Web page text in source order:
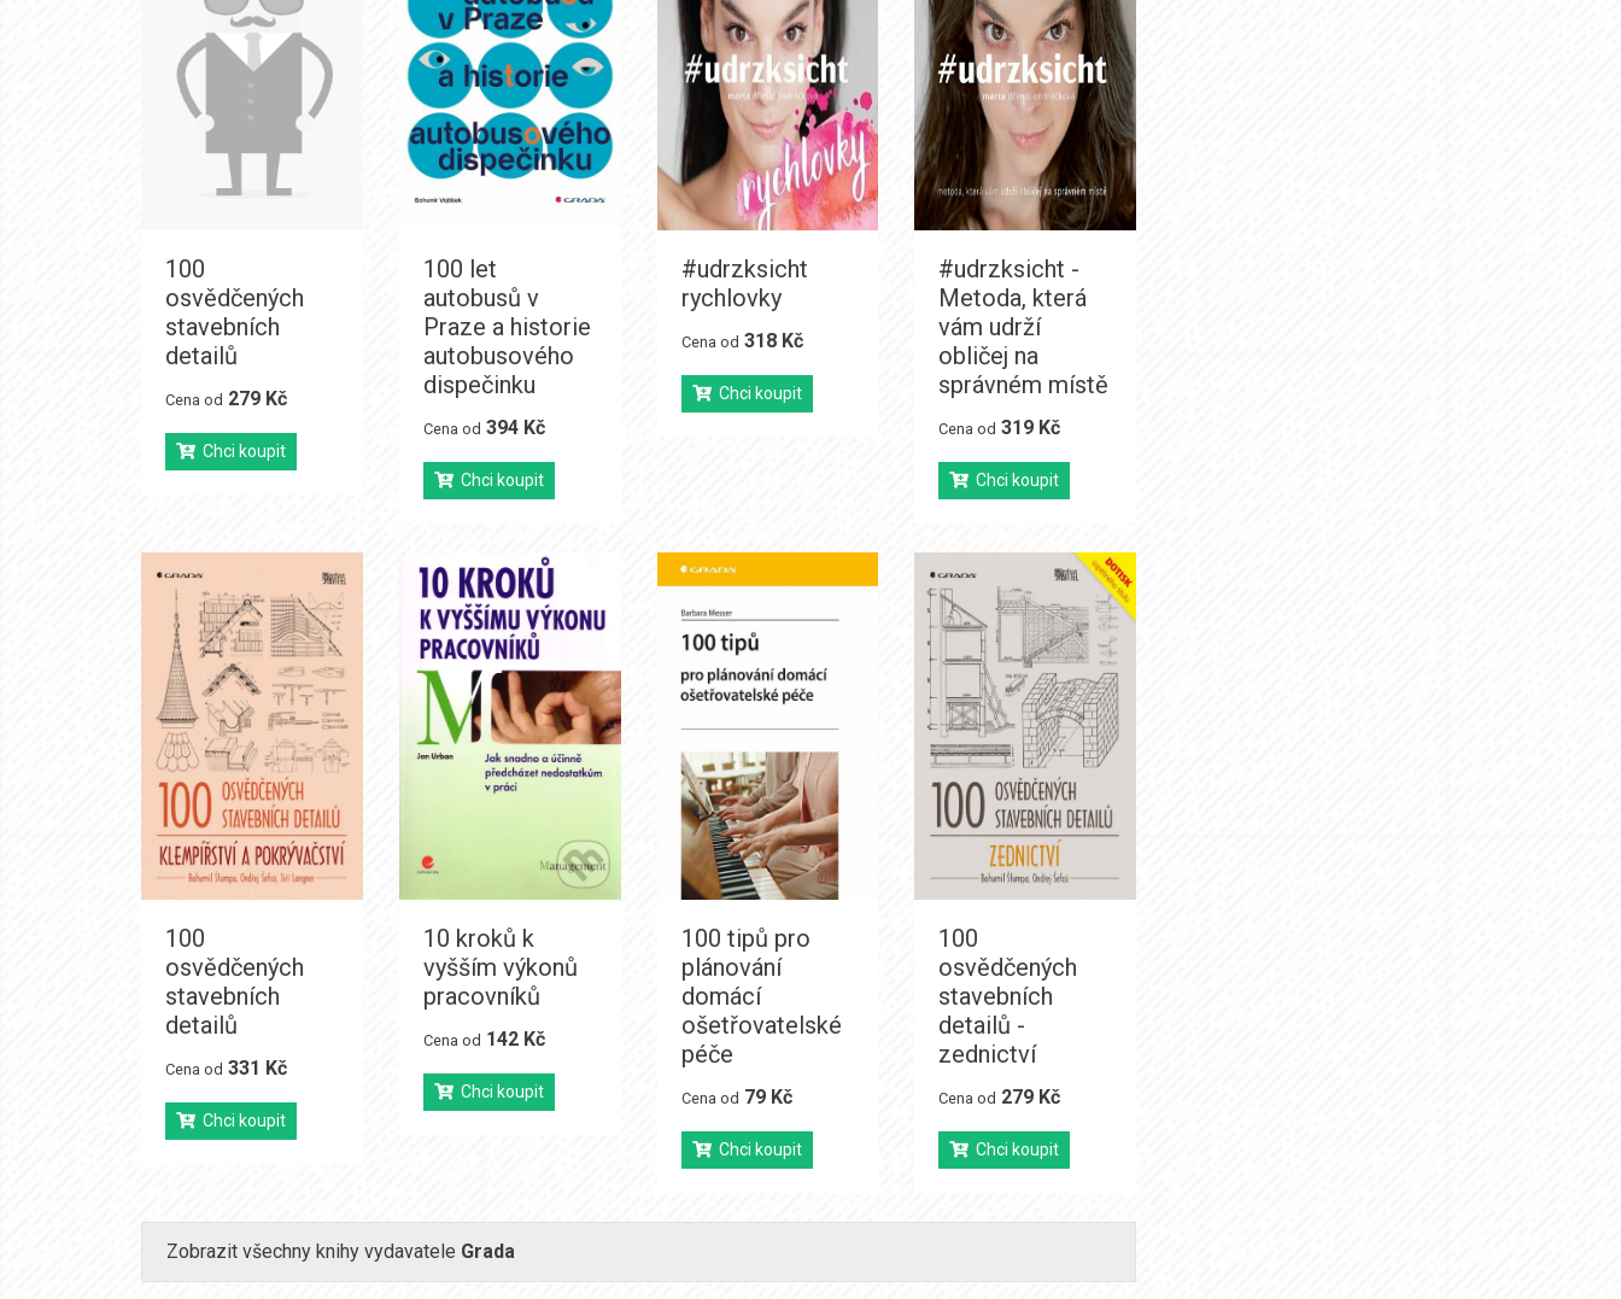
100
osvědčených
stavebních
detailů
Cena od 279 Kč
Chci koupit
100 let
autobusů v
Praze a historie
autobusového
dispečinku
Cena od 394 Kč
Chci koupit
#udrzksicht
rychlovky
Cena od 318 Kč
Chci koupit
#udrzksicht -
Metoda, která
vám udrží
obličej na
správném místě
Cena od 319 Kč
Chci koupit
100
osvědčených
stavebních
detailů
Cena od 331 Kč
Chci koupit
10 kroků k
vyšším výkonů
pracovníků
Cena od 142 Kč
Chci koupit
100 tipů pro
plánování
domácí
ošetřovatelské
péče
Cena od 79 Kč
Chci koupit
100
osvědčených
stavebních
detailů -
zednictví
Cena od 279 Kč
Chci koupit
Zobrazit všechny knihy vydavatele Grada